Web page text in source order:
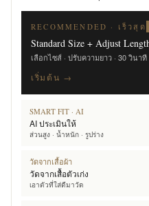
RECOMMENDED · เร็วสุด
Standard Size + Adjust
เลือกไซส์ · ปรับความยาว · 30 วินาที
เริ่มต้น →
SMART FIT · AI
AI ประเมินให้
ส่วนสูง · น้ำหนัก · รูปร่าง
วัดจากเสื้อผ้า
วัดจากเสื้อตัวเก่ง
เอาตัวที่ใส่ดีมาวัด